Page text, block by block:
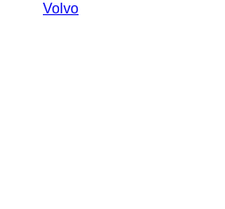
Volvo